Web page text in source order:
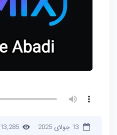
13 جولای 2025 13,285 دانلود